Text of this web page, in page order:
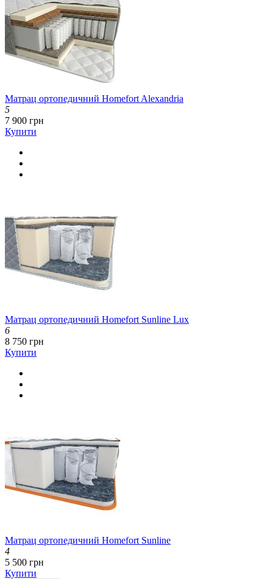
Матрац ортопедичний Homefort Alexandria
5
7 900 грн
Купити
Матрац ортопедичний Homefort Sunline Lux
6
8 750 грн
Купити
Матрац ортопедичний Homefort Sunline
4
5 500 грн
Купити